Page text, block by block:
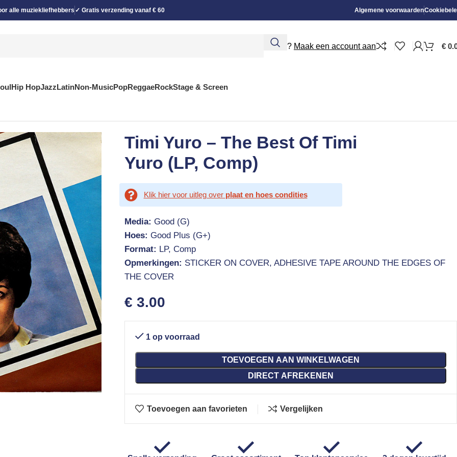
alle muziekliefhebbers ✓ Gratis verzending vanaf € 60 Algemene voorwaarden
Nieuw? Maak een account aan €
Hip HopJazzLatinNon-MusicPopReggaeRockStage & Screen
Timi Yuro – The Best Of Timi
Yuro (LP, Comp)
Klik hier voor uitleg over plaat en hoes condities
Media: Good (G)
Hoes: Good Plus (G+)
Format: LP, Comp
Opmerkingen: STICKER ON COVER, ADHESIVE TAPE AROUND THE EDGES OF
THE COVER
€ 3.00
1 op voorraad
TOEVOEGEN AAN WINKELWAGEN
DIRECT AFREKENEN
Toevoegen aan favorieten Vergelijken